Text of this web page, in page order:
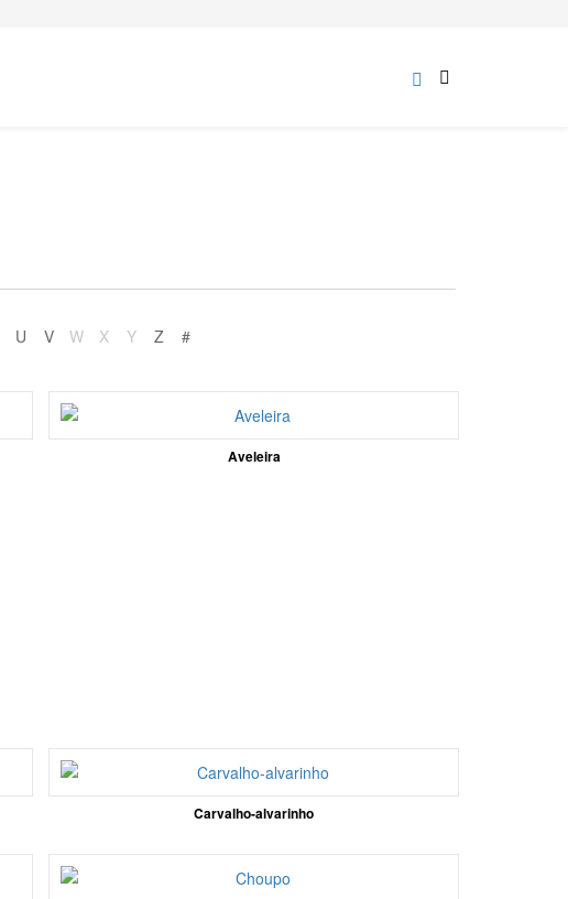
U V W X Y Z #
Aveleira
Carvalho-alvarinho